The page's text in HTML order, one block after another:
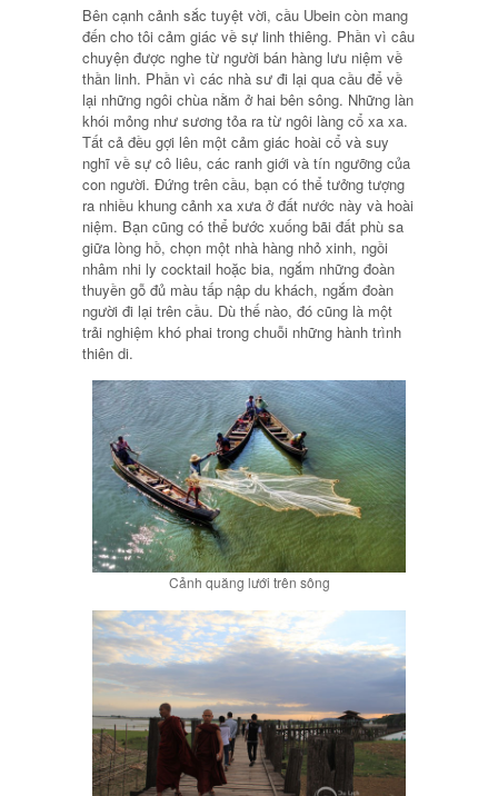
Bên cạnh cảnh sắc tuyệt vời, cầu Ubein còn mang
đến cho tôi cảm giác về sự linh thiêng. Phần vì câu
chuyện được nghe từ người bán hàng lưu niệm về
thần linh. Phần vì các nhà sư đi lại qua cầu để về
lại những ngôi chùa nằm ở hai bên sông. Những làn
khói mỏng như sương tỏa ra từ ngôi làng cổ xa xa.
Tất cả đều gợi lên một cảm giác hoài cổ và suy
nghĩ về sự cô liêu, các ranh giới và tín ngưỡng của
con người. Đứng trên cầu, bạn có thể tưởng tượng
ra nhiều khung cảnh xa xưa ở đất nước này và hoài
niệm. Bạn cũng có thể bước xuống bãi đất phù sa
giữa lòng hồ, chọn một nhà hàng nhỏ xinh, ngồi
nhâm nhi ly cocktail hoặc bia, ngắm những đoàn
thuyền gỗ đủ màu tấp nập du khách, ngắm đoàn
người đi lại trên cầu. Dù thế nào, đó cũng là một
trải nghiệm khó phai trong chuỗi những hành trình
thiên di.
Cảnh quăng lưới trên sông